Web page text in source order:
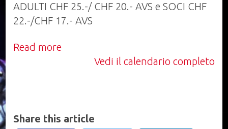
ADULTI CHF 25.-/ CHF 20.- AVS e SOCI CHF
22.-/CHF 17.- AVS
Read more
Vedi il calendario completo
Share this article